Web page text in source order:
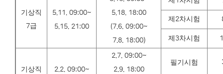
기상직
7급
5.11. 09:00~
5.15. 21:00
5.18. 18:00
(7.6. 09:00~
7.8. 18:00)
제 2차시험
제 3차시험
기상직
2.2. 09:00~
2.7. 09:00~
2.9. 18:00
필기시험